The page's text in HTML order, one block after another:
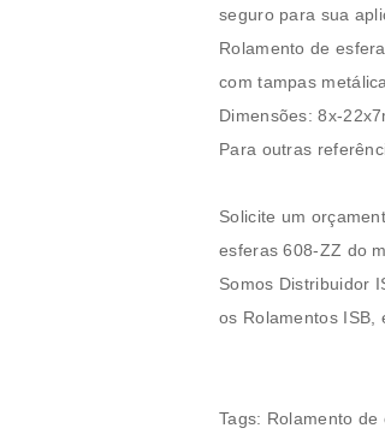
seguro para sua
Rolamento de
com tampas
Dimensões:8x-
Para outras
Solicite um
esferas608-ZZ do
Somos Distribuidor
os Rolamentos ISB,
Tags: Rolamento